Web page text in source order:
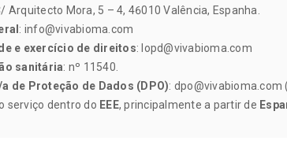
Arquitecto Mora, 5 – 4, 46010 Valência, Espanha.
: info@vivabioma.com
e exercício de direitos: lopd@vivabioma.com
sanitária: nº 11540.
de Proteção de Dados (DPO): dpo@vivabioma.com
serviço dentro do EEE, principalmente a partir de